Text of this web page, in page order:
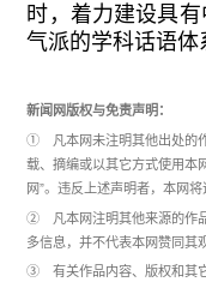
时，着力建设具
气派的学科话语体
新闻网版权与免责声明：
① 凡本网未注明其他出处的
载、摘编或以其它方式使用本
网”。违反上述声明者，本网将
② 凡本网注明其他来源的作
多信息，并不代表本网赞同其
③ 有关作品内容、版权和其它